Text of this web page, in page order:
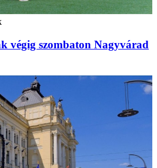
végig szombaton Nagyvárad